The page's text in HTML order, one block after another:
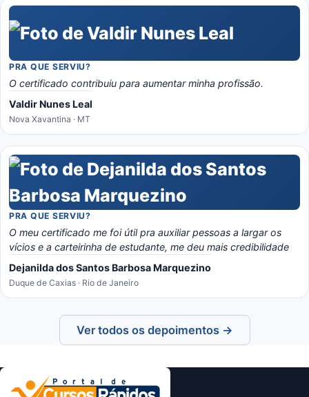
PRA QUE SERVIU?
O certificado contribuiu para aumentar minha profissão.
Valdir Nunes Leal
Nova Xavantina · MT
PRA QUE SERVIU?
O meu certificado me foi útil pra auxiliar pessoas a largar os
vícios e a carteirinha de estudante, me deu mais credibilidade
Dejanilda dos Santos Barbosa Marquezino
Duque de Caxias · Rio de Janeiro
Ver todos os depoimentos →